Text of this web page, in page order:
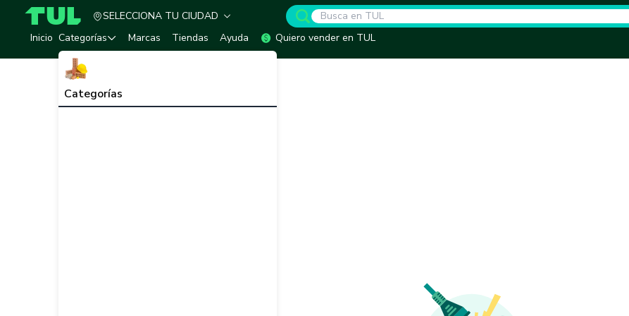
TUL - Tu Marketplace de Construcción
SELECCIONA TU CIUDAD
Inicio Categorías
Categorías
Marcas Tiendas Ayuda Quiero vender en TUL